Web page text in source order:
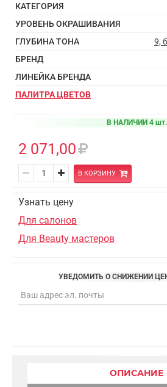
КАТЕГОРИЯ
УРОВЕНЬ ОКРАШИВАНИЯ
ГЛУБИНА ТОНА
9,
БРЕНД
ЛИНЕЙКА БРЕНДА
ПАЛИТРА ЦВЕТОВ
В НАЛИЧИИ 4 шт.
2 071,00
В КОРЗИНУ
Узнать цену
Для салонов
Для Beauty мастеров
УВЕДОМИТЬ О СНИЖЕНИИ
ОПИСАНИЕ